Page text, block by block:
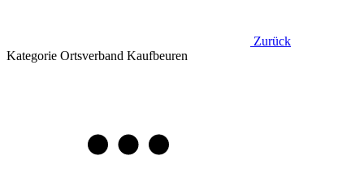
Zurück
Kategorie Ortsverband Kaufbeuren